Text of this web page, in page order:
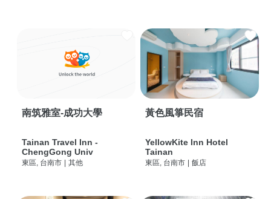
南筑雅室-成功大學
Tainan Travel Inn -
ChengGong Univ
東區, 台南市 | 其他
黃色風箏民宿
YellowKite Inn Hotel
Tainan
東區, 台南市 | 飯店